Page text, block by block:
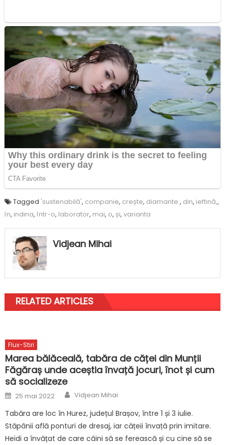
Tagged 'sustenabilă', companie, crește, diamante:, din, ieftină,,
în, indina, într-o, laborator, mai, o, și, varianta
Vidjean Mihai
RELATED ARTICLES
Flux-Stiri
Marea bălăceală, tabăra de căței din Munții
Făgăraș unde aceștia învață jocuri, înot și cum
să socializeze
Posted
on
25 mai 2022 Author
Vidjean Mihai
Tabăra are loc în Hurez, județul Brașov, între 1 și 3 iulie.
Stăpânii află ponturi de dresaj, iar cățeii învață prin imitare.
Heidi a învățat de care câini să se ferească și cu cine să se